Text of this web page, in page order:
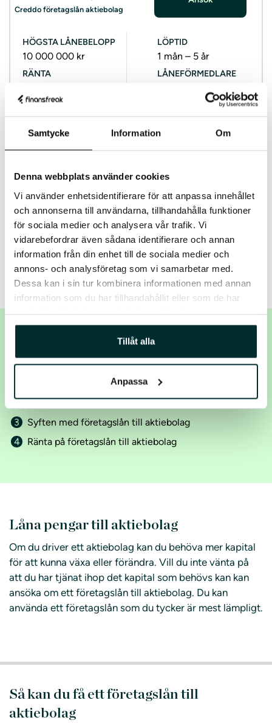
Samtycke Information Om
Denna webbplats använder cookies
Vi använder enhetsidentifierare för att anpassa innehållet
och annonserna till användarna, tillhandahålla funktioner
för sociala medier och analysera vår trafik. Vi
vidarebefordrar även sådana identifierare och annan
information från din enhet till de sociala medier och
annons- och analysföretag som vi samarbetar med.
Dessa kan i sin tur kombinera informationen med annan
information som du har tillhandahållit eller som de har
Tillåt alla
Anpassa
Creddo företagslån aktiebolag
HÖGSTA LÅNEBELOPP
10 000 000 kr
LÖPTID
1 mån – 5 år
RÄNTA LÅNEFÖRMEDLARE
Långivarna lämnar erbjudande inom 24 timmar
Ingen bindande ansökan
Om/krav Avgifter/betalning Ansökan
Creddo omdöme Till ansökan
Låna pengar till aktiebolag
Så kan du få ett företagslån till aktiebolag
Syften med företagslån till aktiebolag
Ränta på företagslån till aktiebolag
Låna pengar till aktiebolag
Om du driver ett aktiebolag kan du behöva mer kapital
för att kunna växa eller förändra. Vill du inte vänta på
att du har tjänat ihop det kapital som behövs kan kan
ansöka om ett företagslån till aktiebolag. Du kan
använda ett företagslån som du tycker är mest lämpligt.
Så kan du få ett företagslån till
aktiebolag